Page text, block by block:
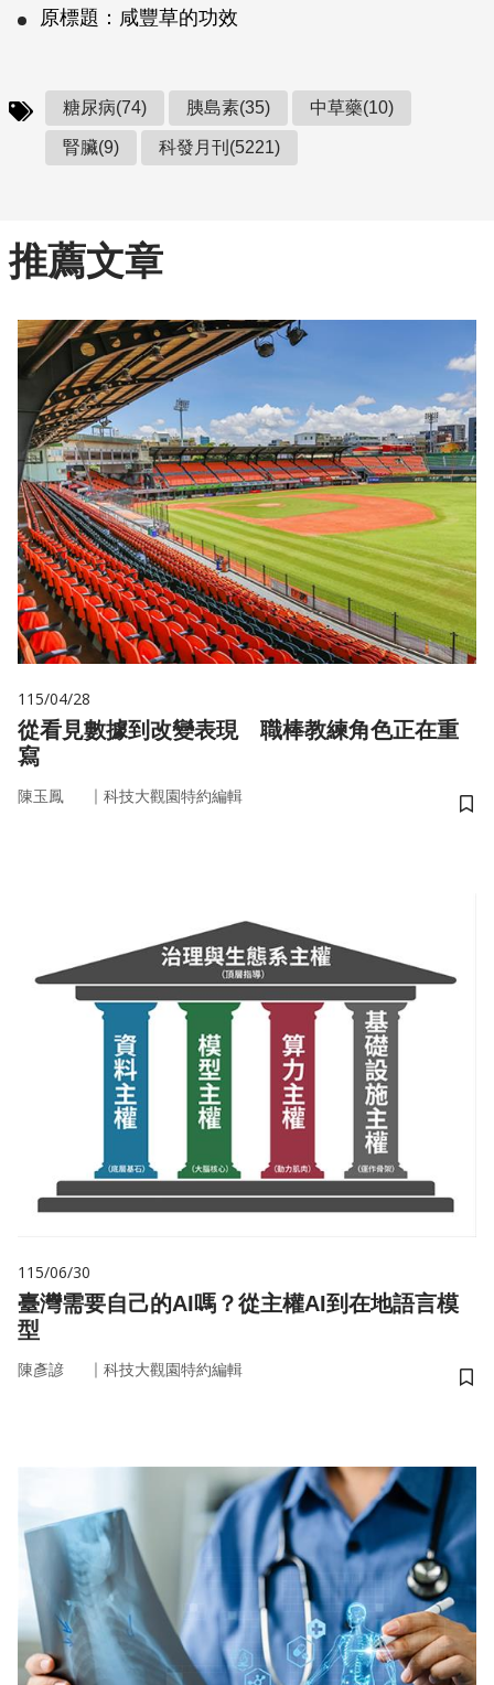
原標題：咸豐草的功效
糖尿病(74) 胰島素(35) 中草藥(10)
腎臟(9) 科發月刊(5221)
推薦文章
115/04/28
從看見數據到改變表現 職棒教練角色正在重
寫
陳玉鳳 ｜ 科技大觀園特約編輯
儲
115/06/30
臺灣需要自己的AI嗎？從主權AI到在地語言模
型
陳彥諺 ｜ 科技大觀園特約編輯
儲